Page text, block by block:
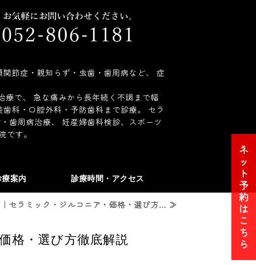
節症・親知らず・虫歯・歯周病など、 症
療で、 急な痛みから長年続く不調まで幅
科・口腔外科・予防歯科まで診療。 セラ
歯周病治療、 妊産婦歯科検診、スポーツ
す。
療案内 診療時間・アクセス
セラミック・ジルコニア・価格・選び方... ≫
格・選び方徹底解説
ネ
ッ
ト
予
約
は
こ
ち
ら